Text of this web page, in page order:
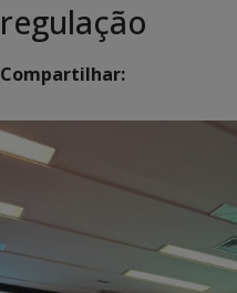
regulação
Compartilhar: